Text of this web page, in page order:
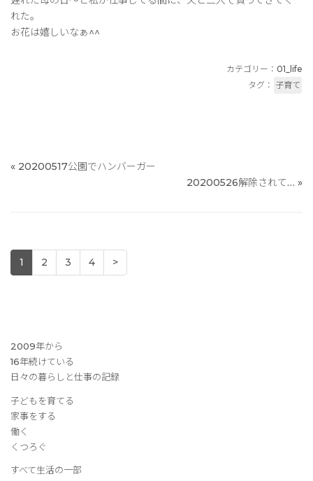
れた。
お花は嬉しいなぁ^^
カテゴリー： 01_life
タグ： 子育て
« 20200517公園でハンバーガー
20200526解除されて… »
1 2 3 4 >
2009年から
16年続けている
日々の暮らしと仕事の記録
子どもを育てる
家事をする
働く
くつろぐ
すべて生活の一部